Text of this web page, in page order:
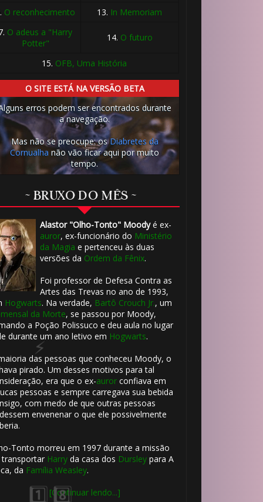
O reconhecimento 13. In Memoriam
O adeus a "Harry
Potter"
14. O futuro
15. OFB, Uma História
O SITE ESTÁ NA VERSÃO BETA
erros podem ser encontrados durante
a navegação.
Mas não se preocupe: osDiabretes da
Cornualha não vão ficar aqui por muito
tempo.
~ BRUXO DO MÊS ~
Alastor "Olho-Tonto" Moodyé ex-
auror, ex-funcionário do Ministério
da Magia e pertenceu às duas
versões da Ordem da Fênix.
Foi professor de Defesa Contra as
Artes das Trevas no ano de 1993,
Hogwarts. Na verdade, Bartô Crouch Jr., um
da Morte, se passou por Moody,
a Poção Polissuco e deu aula no lugar
durante um ano letivo em Hogwarts.
das pessoas que conheceu Moody, o
pirado. Um desses motivos para tal
era que o ex-aurorconfiava em
pessoas e sempre carregava sua bebida
com medo de que outras pessoas
envenenar o que ele possivelmente
Tonto morreu em 1997 durante a missão
transportar Harryda casa dos Dursleypara A
da Família Weasley.
[Continuar lendo...]
1️⃣ 8️⃣
🎂